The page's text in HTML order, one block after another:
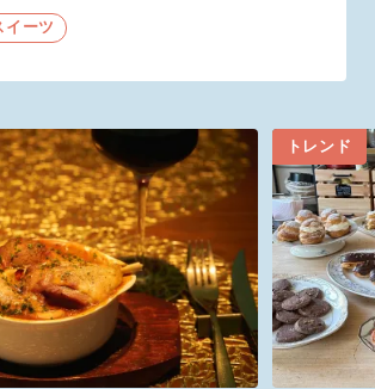
イーツ
トレンド